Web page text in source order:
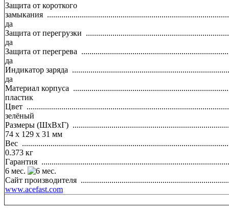
Защита от короткого
замыкания
да
Защита от перегрузки
да
Защита от перегрева
да
Индикатор заряда
да
Материал корпуса
пластик
Цвет
зелёный
Размеры (ШхВхГ)
74 x 129 x 31 мм
Вес
0.373 кг
Гарантия
6 мес.
Сайт производителя
www.acefast.com